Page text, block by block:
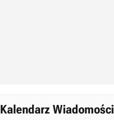
Kalendarz Wiadomości